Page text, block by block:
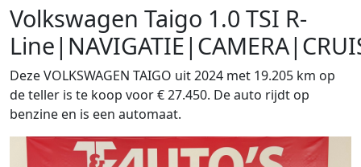
Volkswagen Taigo 1.0 TSI R-
Deze VOLKSWAGEN TAIGO uit 2024 met 19.205 km op
de teller is te koop voor € 27.450. De auto rijdt op
benzine en is een automaat.